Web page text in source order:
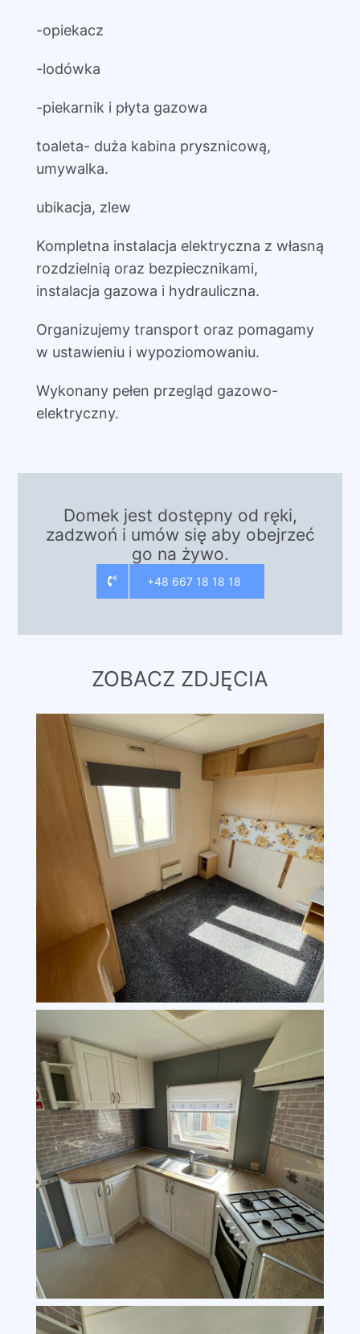
-opiekacz
-lodówka
-piekarnik i płyta gazowa
toaleta- duża kabina prysznicową,
umywalka.
ubikacja, zlew
Kompletna instalacja elektryczna z własną
rozdzielnią oraz bezpiecznikami,
instalacja gazowa i hydrauliczna.
Organizujemy transport oraz pomagamy
w ustawieniu i wypoziomowaniu.
Wykonany pełen przegląd gazowo-
elektryczny.
Domek jest dostępny od ręki,
zadzwoń i umów się aby obejrzeć
go na żywo.
+48 667 18 18 18
ZOBACZ ZDJĘCIA